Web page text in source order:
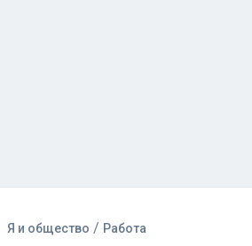
Я и общество / Работа